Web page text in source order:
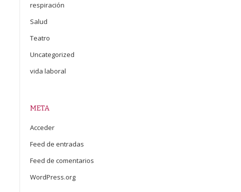
respiración
Salud
Teatro
Uncategorized
vida laboral
META
Acceder
Feed de entradas
Feed de comentarios
WordPress.org